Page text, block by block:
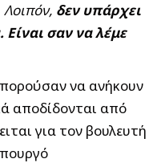
Λοιπόν, δεν υπάρχει
σαν να λέμε
να ανήκουν
αποδίδονται από
για τον βουλευτή